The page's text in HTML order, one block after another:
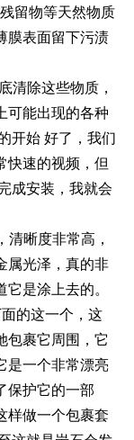
留物等天然物质
膜表面留下污渍
清除这些物质，
可能出现的各种
开始 好了，我们
快速的视频，但
成安装，我就会
清晰度非常高，
属光泽，真的非
是涂上去的。
的这一个，这
包裹它周围，它
是一个非常漂亮
保护它的一部
样做一个包裹套